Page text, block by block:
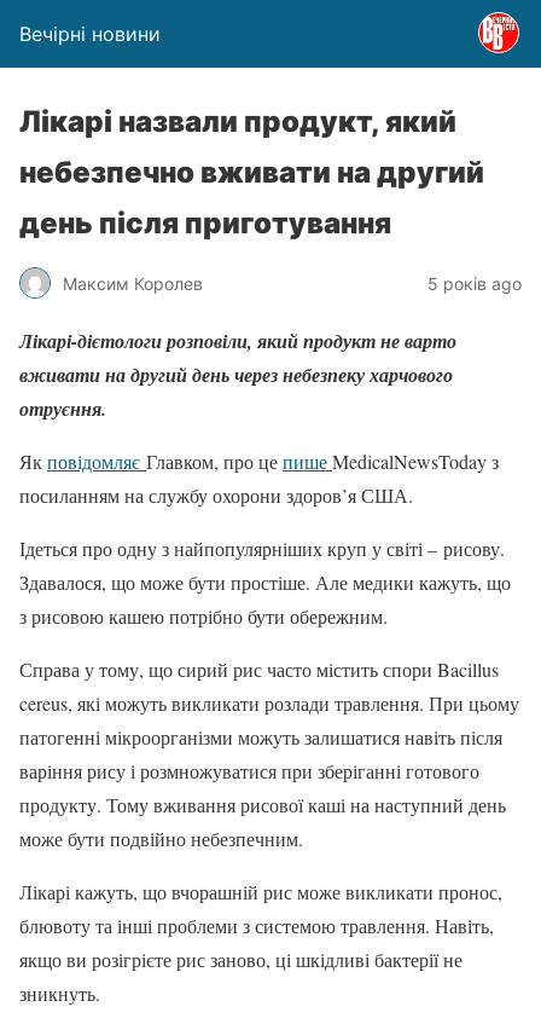
Вечірні новини
Лікарі назвали продукт, який
небезпечно вживати на другий
день після приготування
Максим Королев 5 років ago
Лікарі-дієтологи розповіли, який продукт не варто
вживати на другий день через небезпеку харчового
отруєння.
Якповідомляє Главком, про цепишеMedicalNewsToday з
посиланням на службу охорони здоров’я США.
Ідеться про одну з найпопулярніших круп у світі – рисову.
Здавалося, що може бути простіше. Але медики кажуть, що
з рисовою кашею потрібно бути обережним.
Справа у тому, що сирий рис часто містить спори Bacillus
cereus, які можуть викликати розлади травлення. При цьому
патогенні мікроорганізми можуть залишатися навіть після
варіння рису і розмножуватися при зберіганні готового
продукту. Тому вживання рисової каші на наступний день
може бути подвійно небезпечним.
Лікарі кажуть, що вчорашній рис може викликати пронос,
блювоту та інші проблеми з системою травлення. Навіть,
якщо ви розігрієте рис заново, ці шкідливі бактерії не
зникнуть.